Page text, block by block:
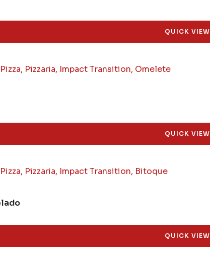
QUICK VIEW
QUICK VIEW
QUICK VIEW